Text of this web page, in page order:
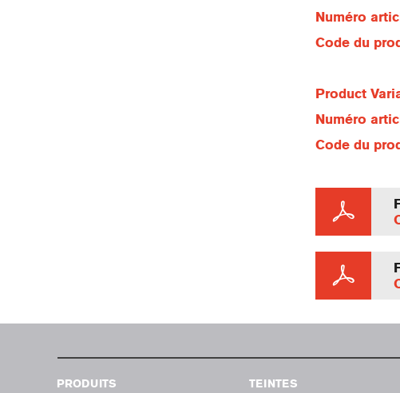
Numéro
Code du
Product
Numéro
Code du
PRODUITS
TEINTES